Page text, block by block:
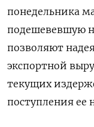
понедельника
подешевевшую
позволяют
экспортной
текущих
поступления ее